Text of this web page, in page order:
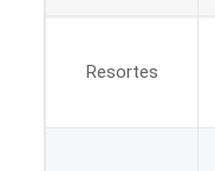
Resortes